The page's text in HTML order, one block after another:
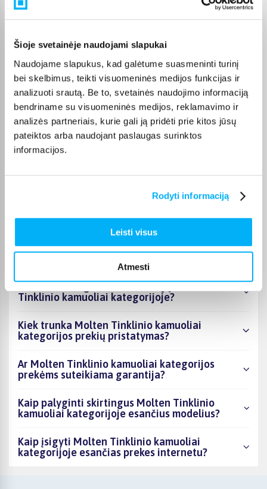
Šioje svetainėje naudojami slapukai
Naudojame slapukus, kad galėtume suasmeninti turinį
bei skelbimus, teikti visuomeninės medijos funkcijas ir
analizuoti srautą. Be to, svetainės naudojimo informaciją
bendriname su visuomeninės medijos, reklamavimo ir
analizės partneriais, kurie gali ją pridėti prie kitos jūsų
pateiktos arba naudojant paslaugas surinktos
informacijos.
Rodyti informaciją
Leisti visus
Atmesti
būtų lengviau išsirinkti geriausiai jūsų poreikius atitinkantį
variantą.
Papildomi pasirinkimai ir prekių savybių filtrai padeda patogiai
susiaurinti asortimentą ir greičiau rasti tinkamą prekę.
Peržiūrėkite „MoltenTinklinio kamuoliai“ pasiūlymus
BIGBOX.LT, palyginkite prekes ir pirkite internetu patogiai.
Pasirinktą prekę pristatysime per jos aprašyme nurodytą
terminą.
Kokie Molten Tinklinio kamuoliai kategorijoje
Kiek prekių yra Molten Tinklinio kamuoliai
kategorijos asortimente ir kokia žemiausia
Ar BIGBOX.LT galima rasti akcijų Molten
Tinklinio kamuoliai kategorijoje?
Kiek trunka Molten Tinklinio kamuoliai
kategorijos prekių pristatymas?
Ar Molten Tinklinio kamuoliai kategorijos
prekėms suteikiama garantija?
Kaip palyginti skirtingus Molten Tinklinio
kamuoliai kategorijoje esančius modelius?
Kaip įsigyti Molten Tinklinio kamuoliai
kategorijoje esančias prekes internetu?